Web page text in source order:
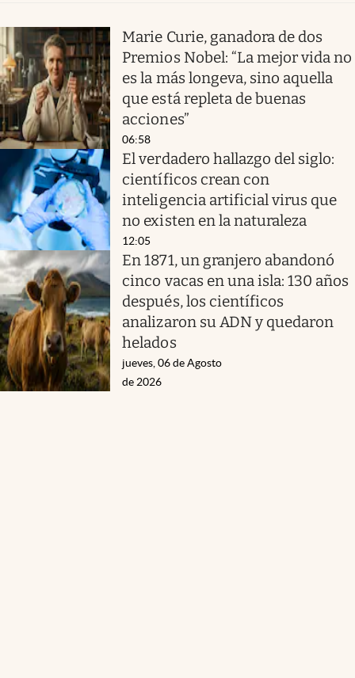
Marie Curie, ganadora de dos
Premios Nobel: “La mejor vida no
es la más longeva, sino aquella
que está repleta de buenas
acciones”
06:58
El verdadero hallazgo del siglo:
científicos crean con
inteligencia artificial virus que
no existen en la naturaleza
12:05
En 1871, un granjero abandonó
cinco vacas en una isla: 130 años
después, los científicos
analizaron su ADN y quedaron
helados
jueves, 06 de Agosto
de 2026